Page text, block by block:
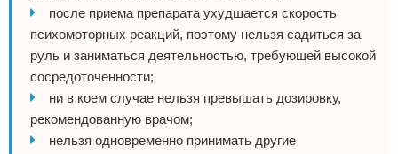
после приема препарата ухудшается скорость
психомоторных реакций, поэтому нельзя садиться за
руль и заниматься деятельностью, требующей высокой
сосредоточенности;
ни в коем случае нельзя превышать дозировку,
рекомендованную врачом;
нельзя одновременно принимать другие